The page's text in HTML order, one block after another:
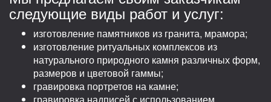
следующие виды работ и услуг:
изготовление памятников из гранита, мрамора;
изготовление ритуальных комплексов из
натурального природного камня различных форм,
размеров и цветовой гаммы;
гравировка портретов на камне;